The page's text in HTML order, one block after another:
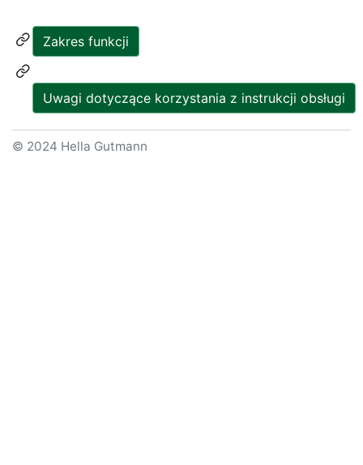
Zakres funkcji
Uwagi dotyczące korzystania z instrukcji obsługi
© 2024 Hella Gutmann